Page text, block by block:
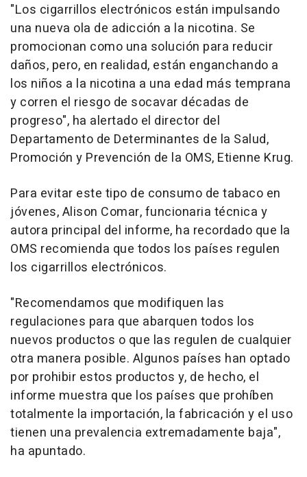
"Los cigarrillos electrónicos están impulsando
una nueva ola de adicción a la nicotina. Se
promocionan como una solución para reducir
daños, pero, en realidad, están enganchando a
los niños a la nicotina a una edad más temprana
y corren el riesgo de socavar décadas de
progreso", ha alertado el director del
Departamento de Determinantes de la Salud,
Promoción y Prevención de la OMS, Etienne Krug.
Para evitar este tipo de consumo de tabaco en
jóvenes, Alison Comar, funcionaria técnica y
autora principal del informe, ha recordado que la
OMS recomienda que todos los países regulen
los cigarrillos electrónicos.
"Recomendamos que modifiquen las
regulaciones para que abarquen todos los
nuevos productos o que las regulen de cualquier
otra manera posible. Algunos países han optado
por prohibir estos productos y, de hecho, el
informe muestra que los países que prohíben
totalmente la importación, la fabricación y el uso
tienen una prevalencia extremadamente baja",
ha apuntado.